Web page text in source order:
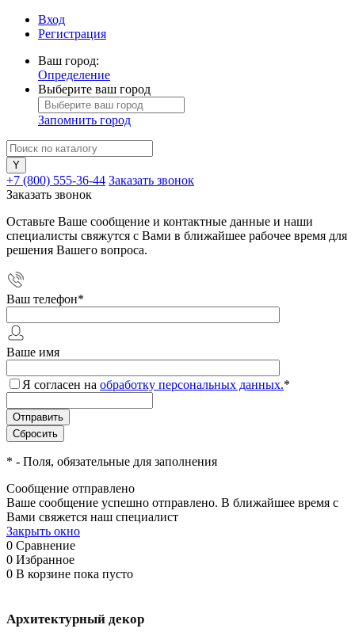
Вход
Регистрация
Ваш город:
Определение
Выберите ваш город
Запомнить город
+7 (800) 555-36-44 Заказать звонок
Заказать звонок
Оставьте Ваше сообщение и контактные данные и наши
специалисты свяжутся с Вами в ближайшее рабочее время для
решения Вашего вопроса.
Ваш телефон*
Ваше имя
Я согласен на обработку персональных данных.*
* - Поля, обязательные для заполнения
Сообщение отправлено
Ваше сообщение успешно отправлено. В ближайшее время с
Вами свяжется наш специалист
Закрыть окно
0 Сравнение
0 Избранное
0 В корзине пока пусто
Архитектурный декор